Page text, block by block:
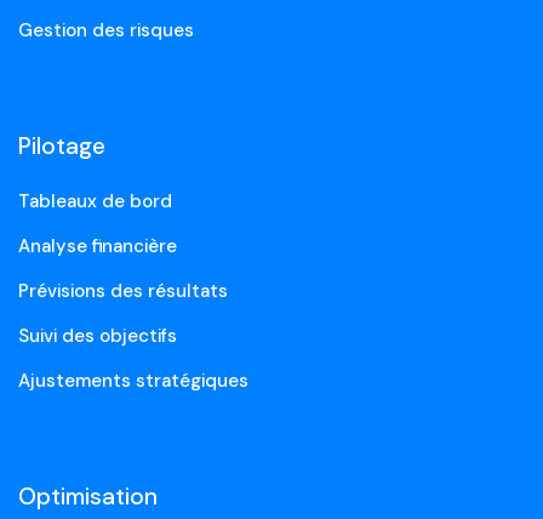
Gestion des risques
Pilotage
Tableaux de bord
Analyse financière
Prévisions des résultats
Suivi des objectifs
Ajustements stratégiques
Optimisation